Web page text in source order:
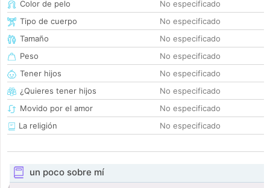
Color de pelo
No especificado
Tipo de cuerpo
No especificado
Tamaño
No especificado
Peso
No especificado
Tener hijos
No especificado
¿Quieres tener hijos
No especificado
Movido por el amor
No especificado
La religión
No especificado
un poco sobre mí